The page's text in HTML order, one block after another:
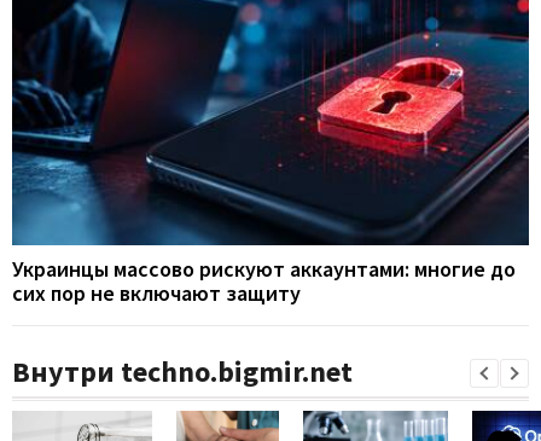
Украинцы массово рискуют аккаунтами: многие до
сих пор не включают защиту
Внутри techno.bigmir.net